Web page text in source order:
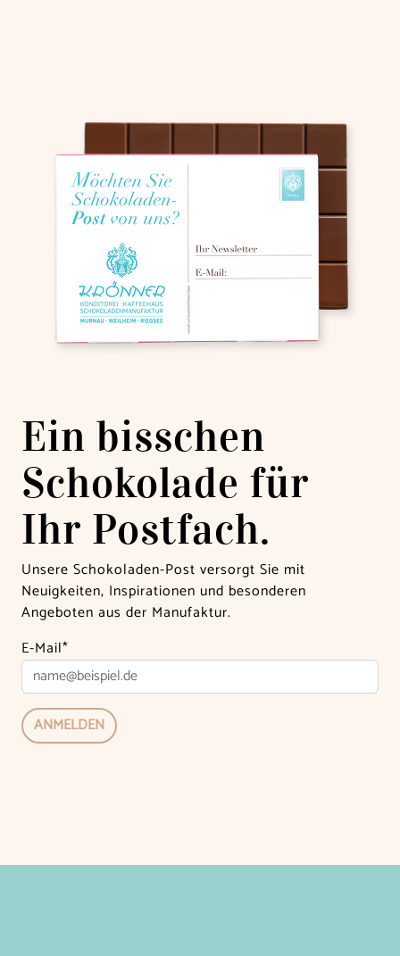
Ein bisschen
Schokolade für
Ihr Postfach.
Unsere Schokoladen-Post versorgt Sie mit
Neuigkeiten, Inspirationen und besonderen
Angeboten aus der Manufaktur.
E-Mail*
ANMELDEN